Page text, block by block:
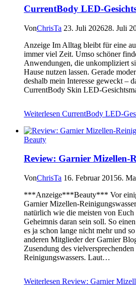
CurrentBody LED-
VonChrisTa 23. Juli 202628. Juli
Anzeige Im Alltag bleibt für eine
immer viel Zeit. Umso schöner
Anwendungen, die unkompliziert
Hause nutzen lassen. Gerade
deshalb mein Interesse geweckt –
CurrentBody Skin LED-
Weiterlesen CurrentBody LED-
Beauty
Review: Garnier Mizellen-
VonChrisTa 16. Februar 20156.
***Anzeige***Beauty*** Vor
Garnier Mizellen-
natürlich wie die meisten von Euch
Geheimnis daran sein soll. So
es ja schon lange nicht mehr und
anderen Mitglieder der Garnier
Zusendung des
Reinigungswassers. Laut…
Weiterlesen Review: Garnier